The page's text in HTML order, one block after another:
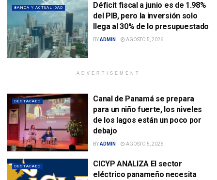
BANCA Y ACTUALIDAD
Déficit fiscal a junio es de 1.98%
del PIB, pero la inversión solo
llega al 30% de lo presupuestado
BYADMIN AGOSTO 5, 2026
ADVERTISEMENT
DESTACADO
Canal de Panamá se prepara
para un niño fuerte, los niveles
de los lagos están un poco por
debajo
BYADMIN AGOSTO 5, 2026
DESTACADO
CICYP ANALIZA El sector
eléctrico panameño necesita